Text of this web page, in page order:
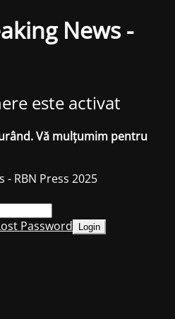
News -
este activat
Vă mulțumim pentru
RBN Press 2025
Password